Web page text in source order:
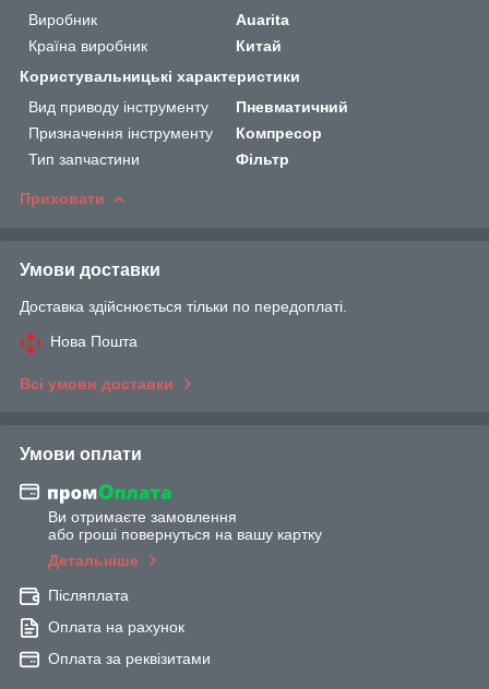
Виробник
Auarita
Країна виробник
Китай
Користувальницькі характеристики
Вид приводу інструменту
Пневматичний
Призначення інструменту
Компресор
Тип запчастини
Фільтр
Приховати
Умови доставки
Доставка здійснюється тільки по передоплаті.
Нова Пошта
Всі умови доставки
Умови оплати
Ви отримаєте замовлення
або гроші повернуться на вашу картку
Детальніше
Післяплата
Оплата на рахунок
Оплата за реквізитами